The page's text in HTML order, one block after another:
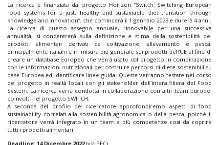
La ricerca è finanziata dal progetto Horizon “Switch: Switching European
food systems for a just, healthy and sustainable diet transition through
knowledge and innovation”, che comincerà il 1 gennaio 2023 e durerà 4 anni.
La ricerca di questo assegno annuale, rinnovabile per una successiva
annualità, si concentrerà sulla definizione e stima della sostenibilità dei
prodotti alimentari derivati da coltivazione, allevamento e pesca,
principalmente italiani e in misura più generale sui prodotti dell’UE al fine di
creare un database Europeo che verrà usato dal progetto in combinazione
con le informazioni nutrizionali per costruire percorsi di diete sostenibili su
base Europea ed identificare linee guida. Queste verranno testate nel corso
del progetto in realtà locali con gli stakeholder dell’intera filiera del Food
System. La ricerca verrà condotta in collaborazione con altri team europei
coinvolti nel progetto SWITCH.
A seconda del profilo del ricercatore approfondiremo aspetti di food
sustainability correlati alla sostenibilità agronomica o della pesca, poichè il
ricercatore verrà integrato in un team a più competenze cosi da coprire
tutti i prodotti alimentari.
Deadline: 14 Dicembre 2022(via PEC)